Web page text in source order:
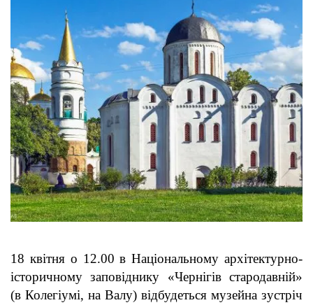
18 квітня о 12.00 в Національному архітектурно-
історичному заповіднику «Чернігів стародавній»
(в Колегіумі, на Валу) відбудеться музейна зустріч